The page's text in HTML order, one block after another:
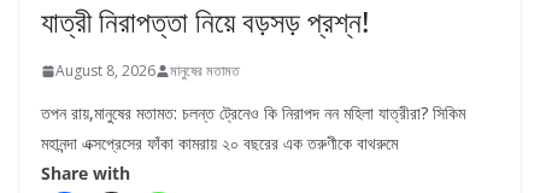
যাত্রী নিরাপত্তা নিয়ে বড়সড় প্রশ্ন!
August 8, 2026 মানুষের মতামত
তপন রায়,মানুষের মতামত: চলন্ত ট্রেনেও কি নিরাপদ নন মহিলা যাত্রীরা? সিকিম
মহানন্দা এক্সপ্রেসের ফাঁকা কামরায় ২০ বছরের এক তরুণীকে বাথরুমে
Share with